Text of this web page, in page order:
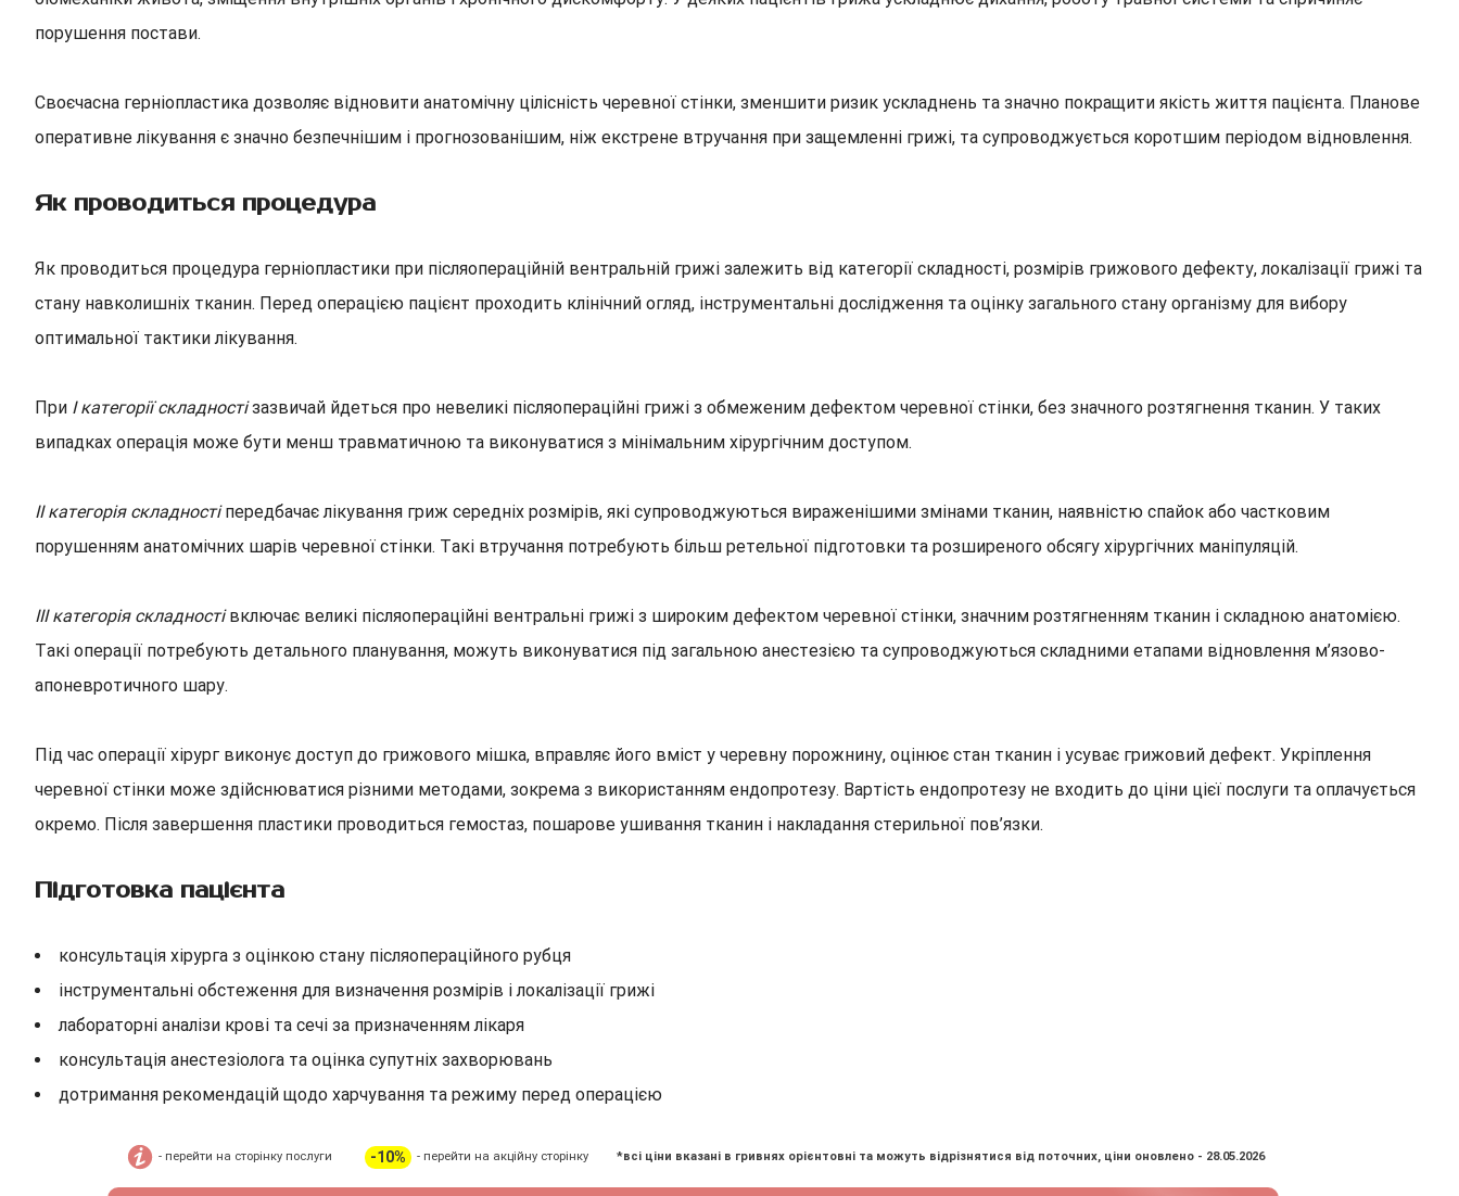
порушення постави.
Своєчасна герніопластика дозволяє відновити анатомічну цілісність черевної стінки, зменшити ризик ускладнень та значно покращити якість життя пацієнта. Планове
оперативне лікування є значно безпечнішим і прогнозованішим, ніж екстрене втручання при защемленні грижі, та супроводжується коротшим періодом відновлення.
Як проводиться процедура
Як проводиться процедура герніопластики при післяопераційній вентральній грижі залежить від категорії складності, розмірів грижового дефекту, локалізації грижі та
стану навколишніх тканин. Перед операцією пацієнт проходить клінічний огляд, інструментальні дослідження та оцінку загального стану організму для вибору
оптимальної тактики лікування.
При I категорії складностізазвичай йдеться про невеликі післяопераційні грижі з обмеженим дефектом черевної стінки, без значного розтягнення тканин. У таких
випадках операція може бути менш травматичною та виконуватися з мінімальним хірургічним доступом.
II категорія складностіпередбачає лікування гриж середніх розмірів, які супроводжуються вираженішими змінами тканин, наявністю спайок або частковим
порушенням анатомічних шарів черевної стінки. Такі втручання потребують більш ретельної підготовки та розширеного обсягу хірургічних маніпуляцій.
III категорія складностівключає великі післяопераційні вентральні грижі з широким дефектом черевної стінки, значним розтягненням тканин і складною анатомією.
Такі операції потребують детального планування, можуть виконуватися під загальною анестезією та супроводжуються складними етапами відновлення м’язово-
апоневротичного шару.
Під час операції хірург виконує доступ до грижового мішка, вправляє його вміст у черевну порожнину, оцінює стан тканин і усуває грижовий дефект. Укріплення
черевної стінки може здійснюватися різними методами, зокрема з використанням ендопротезу. Вартість ендопротезу не входить до ціни цієї послуги та оплачується
окремо. Після завершення пластики проводиться гемостаз, пошарове ушивання тканин і накладання стерильної пов’язки.
Підготовка пацієнта
консультація хірурга з оцінкою стану післяопераційного рубця
інструментальні обстеження для визначення розмірів і локалізації грижі
лабораторні аналізи крові та сечі за призначенням лікаря
консультація анестезіолога та оцінка супутніх захворювань
дотримання рекомендацій щодо харчування та режиму перед операцією
- перейти на сторінку послуги -10% - перейти на акційну сторінку *всі ціни вказані в гривнях орієнтовні та можуть відрізнятися від поточних, ціни оновлено - 28.05.2026